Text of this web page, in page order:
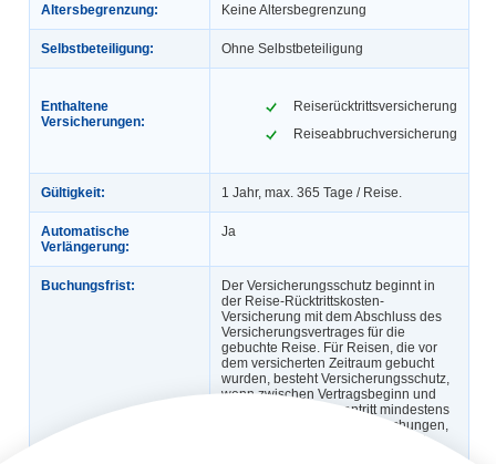
Altersbegrenzung: Keine Altersbegrenzung
Selbstbeteiligung: Ohne Selbstbeteiligung
Enthaltene
Versicherungen:
Reiserücktrittsversicherung
Reiseabbruchversicherung
Gültigkeit: 1 Jahr, max. 365 Tage / Reise.
Automatische
Verlängerung:
Ja
Buchungsfrist:
Der Versicherungsschutz beginnt in
der Reise-Rücktrittskosten-
Versicherung mit dem Abschluss des
Versicherungsvertrages für die
gebuchte Reise. Für Reisen, die vor
dem versicherten Zeitraum gebucht
wurden, besteht Versicherungsschutz,
wenn zwischen Vertragsbeginn und
planmäßigem Reiseantritt mindestens
30 Tage liegen. Für Reisebuchungen,